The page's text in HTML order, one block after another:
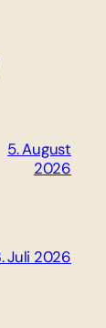
5. August
2026
Juli 2026